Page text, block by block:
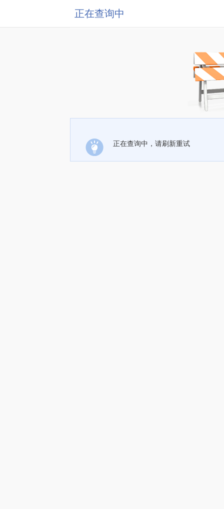
正在查询中
正在查询中，请刷新重试